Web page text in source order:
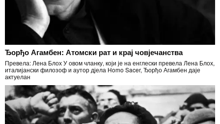
Ђорђо Агамбен: Атомски рат и крај човјечанства
Превела: Лена Блох У овом чланку, који је на енглески превела Лена Блох,
италијански филозоф и аутор дјела Homo Sacer, Ђорђо Агамбен даје
актуелан